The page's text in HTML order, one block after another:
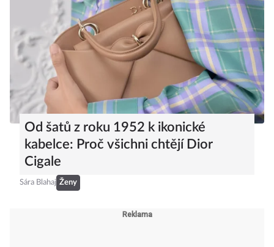
Od šatů z roku 1952 k ikonické
kabelce: Proč všichni chtějí Dior
Cigale
Sára Blahaj Ženy